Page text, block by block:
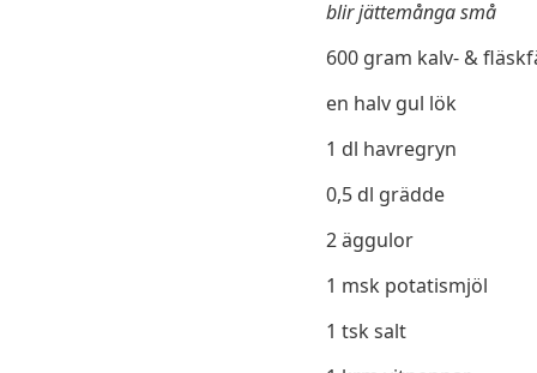
blir jättemånga små
600 gram kalv- &
en halv gul lök
1 dl havregryn
0,5 dl grädde
2 äggulor
1 msk potatismjöl
1 tsk salt